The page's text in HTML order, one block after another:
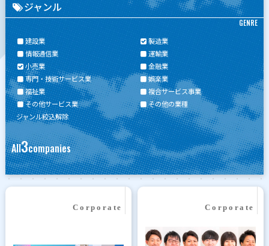
ジャンル
GENRE
建設業
製造業
情報通信業
運輸業
小売業
金融業
専門・技術サービス業
娯楽業
福祉業
複合サービス事業
その他サービス業
その他の業種
ジャンル絞込解除
All3companies